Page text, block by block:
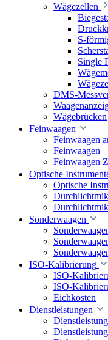
Wägezellen
S-
Single
DMS-
Wägebrücken
Feinwaagen
Feinwaagen
Feinwaagen
Feinwaagen
Optische
Optische
Sonderwaagen
ISO-Kalibrierung
ISO-
ISO-
Eichkosten
Dienstleistungen